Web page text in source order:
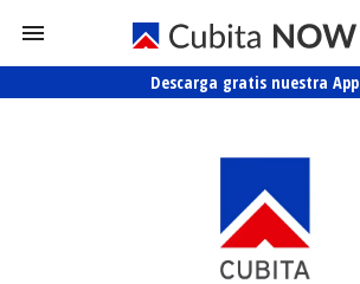
Descarga gratis nuestra App